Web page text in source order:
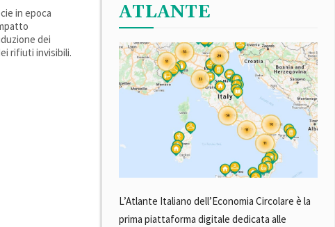
in epoca
dei
rifiuti invisibili.
ATLANTE
L’Atlante Italiano dell’Economia Circolare è la
prima piattaforma digitale dedicata alle